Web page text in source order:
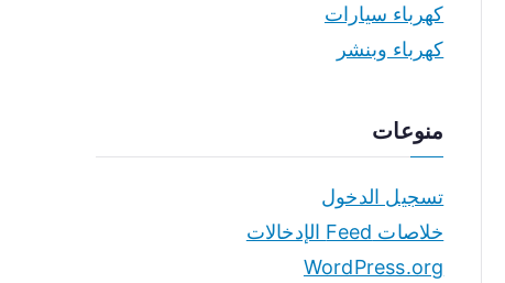
كهرباء سيارات
كهرباء وبنشر
منوعات
تسجيل الدخول
خلاصات Feed الإدخالات
WordPress.org